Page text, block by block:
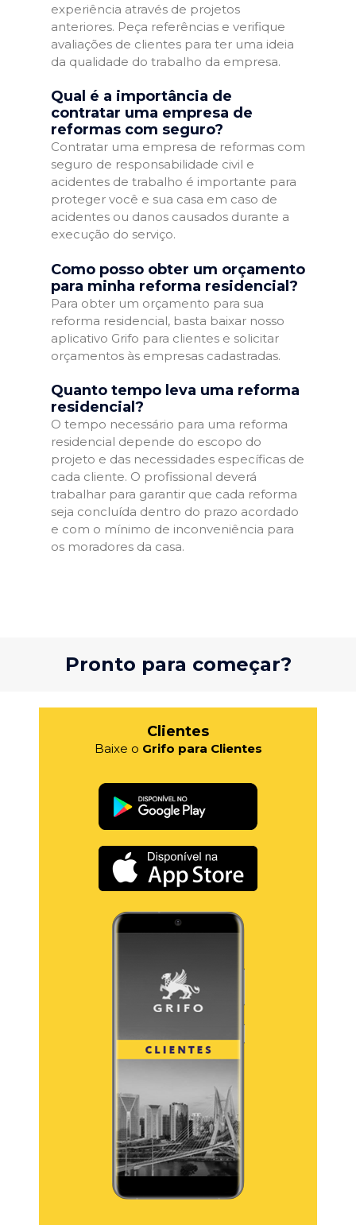
experiência através de projetos
anteriores. Peça referências e verifique
avaliações de clientes para ter uma ideia
da qualidade do trabalho da empresa.
Qual é a importância de
contratar uma empresa de
reformas com seguro?
Contratar uma empresa de reformas com
seguro de responsabilidade civil e
acidentes de trabalho é importante para
proteger você e sua casa em caso de
acidentes ou danos causados durante a
execução do serviço.
Como posso obter um orçamento
para minha reforma residencial?
Para obter um orçamento para sua
reforma residencial, basta baixar nosso
aplicativo Grifo para clientes e solicitar
orçamentos às empresas cadastradas.
Quanto tempo leva uma reforma
residencial?
O tempo necessário para uma reforma
residencial depende do escopo do
projeto e das necessidades específicas de
cada cliente. O profissional deverá
trabalhar para garantir que cada reforma
seja concluída dentro do prazo acordado
e com o mínimo de inconveniência para
os moradores da casa.
Pronto para começar?
Clientes
Baixe o Grifo para Clientes